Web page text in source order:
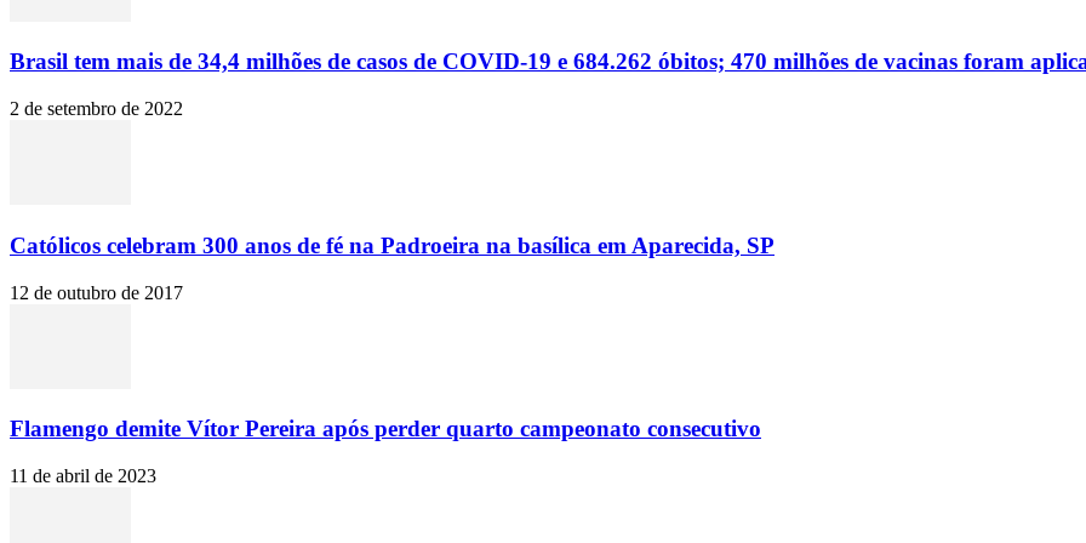
Brasil tem mais de 34,4 milhões de casos de COVID-19 e 684.262 óbitos; 470 milhões de vacinas foram
2 de setembro de 2022
Católicos celebram 300 anos de fé na Padroeira na basílica em Aparecida, SP
12 de outubro de 2017
Flamengo demite Vítor Pereira após perder quarto campeonato consecutivo
11 de abril de 2023